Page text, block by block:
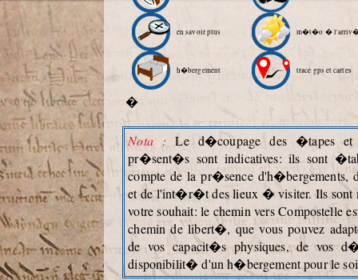
en savoir plus m�t�o �
h�bergement trace gps et cartes
�
Nota : Le d�coupage des �tapes et
pr�sent�s sont indicatives: ils sont
compte de la pr�sence d'h�bergements,
et de l'int�r�t des lieux � visiter. Ils sont
votre souhait: le chemin vers Compostelle
chemin de libert�, que vous pouvez
de vos capacit�s physiques, de vos
disponibilit� d'un h�bergement pour le